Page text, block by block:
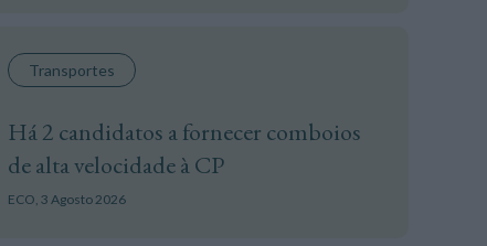
Transportes
Há 2 candidatos a fornecer comboios
de alta velocidade à CP
ECO, 3 Agosto 2026